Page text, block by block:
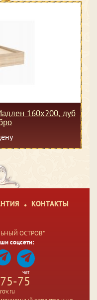
160х200, дуб
КОНТАКТЫ
ОСТРОВ"
соцсети:
чат
75